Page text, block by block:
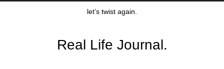
let’s twist again.
Real Life Journal.